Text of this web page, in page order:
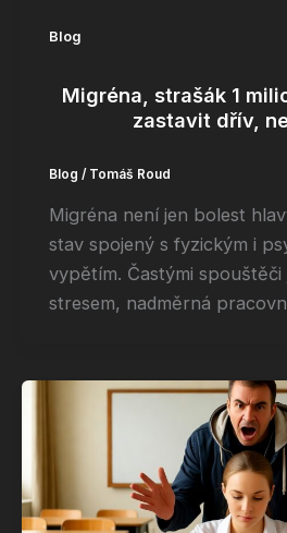
Blog
Migréna, strašák 1
zastavit dřív,
Blog / Tomáš Roud
Migréna není jen bolest
stav spojený s fyzickým i
vypětím. Častými
stresem, nadměrná